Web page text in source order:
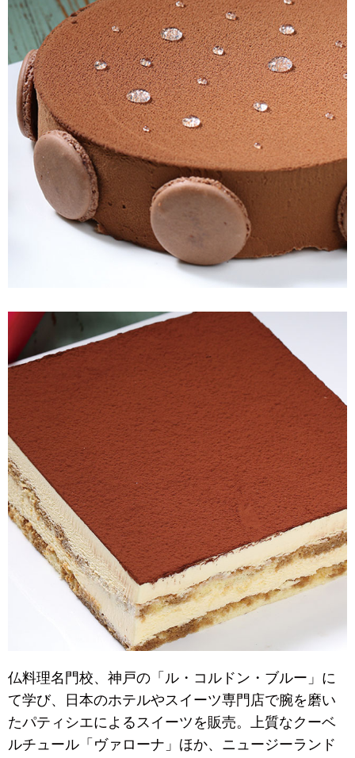
仏料理名門校、神戸の「ル・コルドン・ブルー」に
て学び、日本のホテルやスイーツ専門店で腕を磨い
たパティシエによるスイーツを販売。上質なクーベ
ルチュール「ヴァローナ」ほか、ニュージーランド